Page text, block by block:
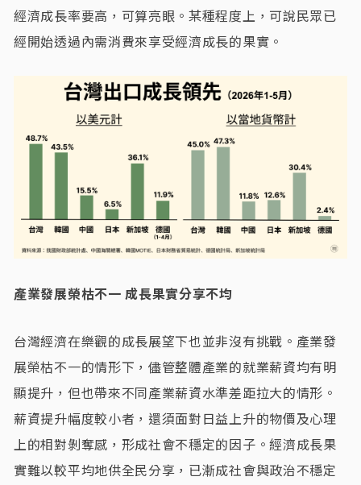
經濟成長率要高，可算亮眼。某種程度上，可說民眾已
經開始透過內需消費來享受經濟成長的果實。
產業發展榮枯不一 成長果實分享不均
台灣經濟在樂觀的成長展望下也並非沒有挑戰。產業發
展榮枯不一的情形下，儘管整體產業的就業薪資均有明
顯提升，但也帶來不同產業薪資水準差距拉大的情形。
薪資提升幅度較小者，還須面對日益上升的物價及心理
上的相對剝奪感，形成社會不穩定的因子。經濟成長果
實難以較平均地供全民分享，已漸成社會與政治不穩定